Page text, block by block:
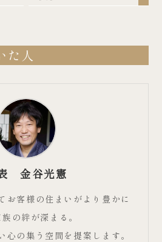
た人
金谷光憲
お客様の住まいがより豊かに
の絆が深まる。
心の集う空間を提案します。